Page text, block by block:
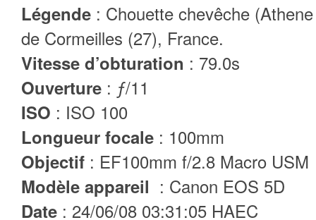
Légende : Chouette chevêche
de Cormeilles (27), France.
Vitesse d’obturation : 79.0s
Ouverture : ƒ/11
ISO : ISO 100
Longueur focale : 100mm
Objectif : EF100mm f/2.8 Macro USM
Modèle appareil : Canon EOS 5D
Date : 24/06/08 03:31:05 HAEC